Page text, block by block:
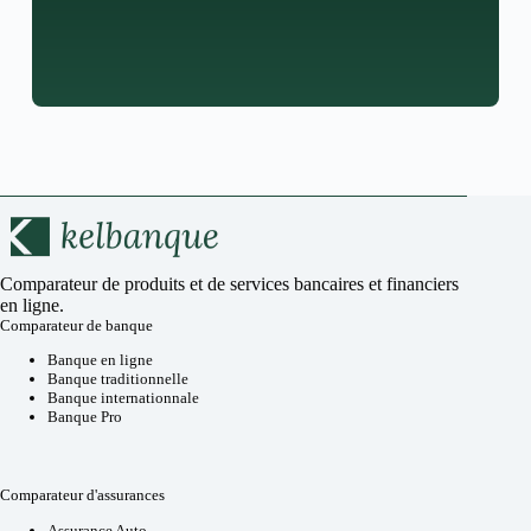
Comparateur de produits et de services bancaires et financiers
en ligne.
Comparateur de banque
Banque en ligne
Banque traditionnelle
Banque internationnale
Banque Pro
Comparateur d'assurances